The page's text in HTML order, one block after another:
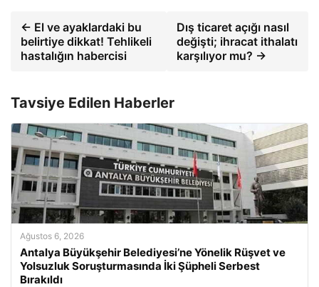
← El ve ayaklardaki bu
belirtiye dikkat! Tehlikeli
hastalığın habercisi
Dış ticaret açığı nasıl
değişti; ihracat ithalatı
karşılıyor mu? →
Tavsiye Edilen Haberler
Ağustos 6, 2026
Antalya Büyükşehir Belediyesi’ne Yönelik Rüşvet ve
Yolsuzluk Soruşturmasında İki Şüpheli Serbest
Bırakıldı